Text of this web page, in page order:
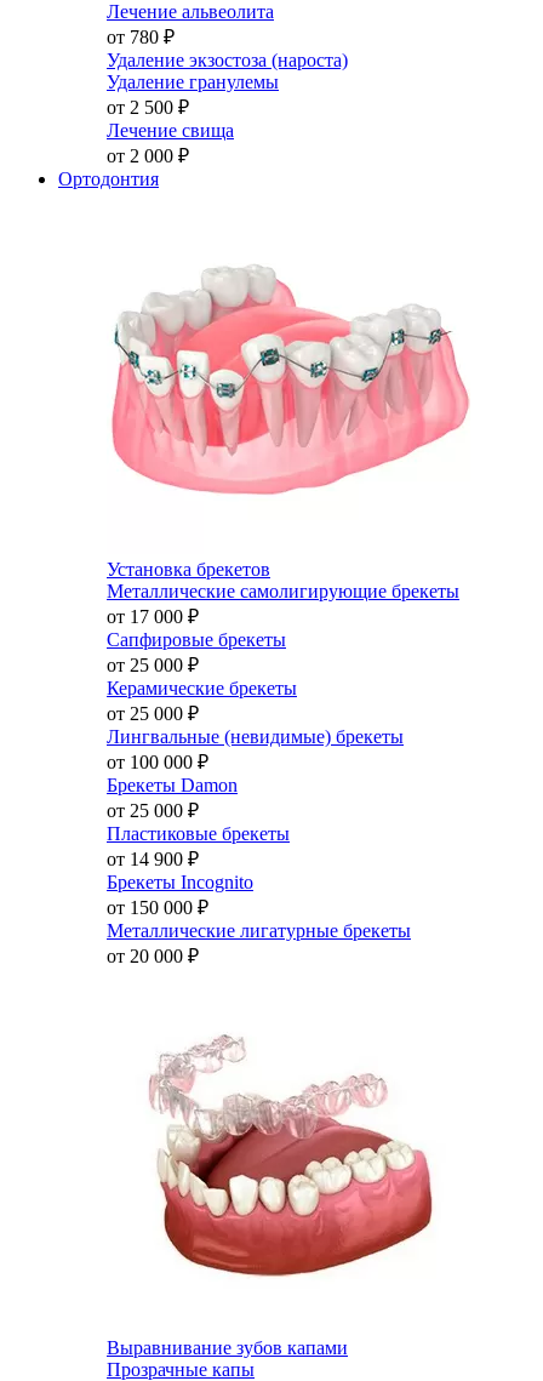
Лечение альвеолита
от 780 ₽
Удаление экзостоза (нароста)
Удаление гранулемы
от 2 500 ₽
Лечение свища
от 2 000 ₽
Ортодонтия
Установка брекетов
Металлические самолигирующие брекеты
от 17 000 ₽
Сапфировые брекеты
от 25 000 ₽
Керамические брекеты
от 25 000 ₽
Лингвальные (невидимые) брекеты
от 100 000 ₽
Брекеты Damon
от 25 000 ₽
Пластиковые брекеты
от 14 900 ₽
Брекеты Incognito
от 150 000 ₽
Металлические лигатурные брекеты
от 20 000 ₽
Выравнивание зубов капами
Прозрачные капы